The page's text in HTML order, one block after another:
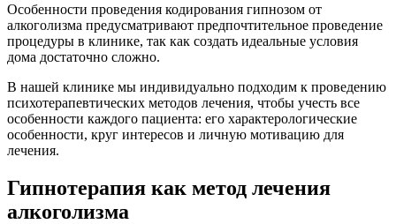
Особенности проведения кодирования гипнозом от
алкоголизма предусматривают предпочтительное проведение
процедуры в клинике, так как создать идеальные условия
дома достаточно сложно.
В нашей клинике мы индивидуально подходим к проведению
психотерапевтических методов лечения, чтобы учесть все
особенности каждого пациента: его характерологические
особенности, круг интересов и личную мотивацию для
лечения.
Гипнотерапия как метод лечения
алкоголизма